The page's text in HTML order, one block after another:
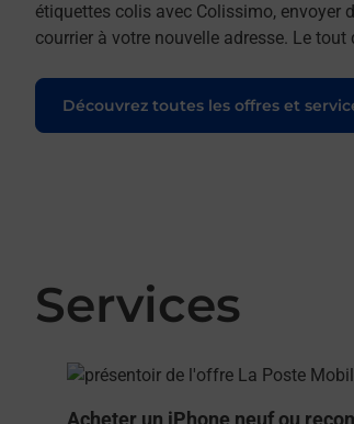
étiquettes colis avec Colissimo, envoyer
courrier à votre nouvelle adresse. Le
Découvrez toutes les offres et
Services
En savoir plus
Acheter un iPhone neuf ou